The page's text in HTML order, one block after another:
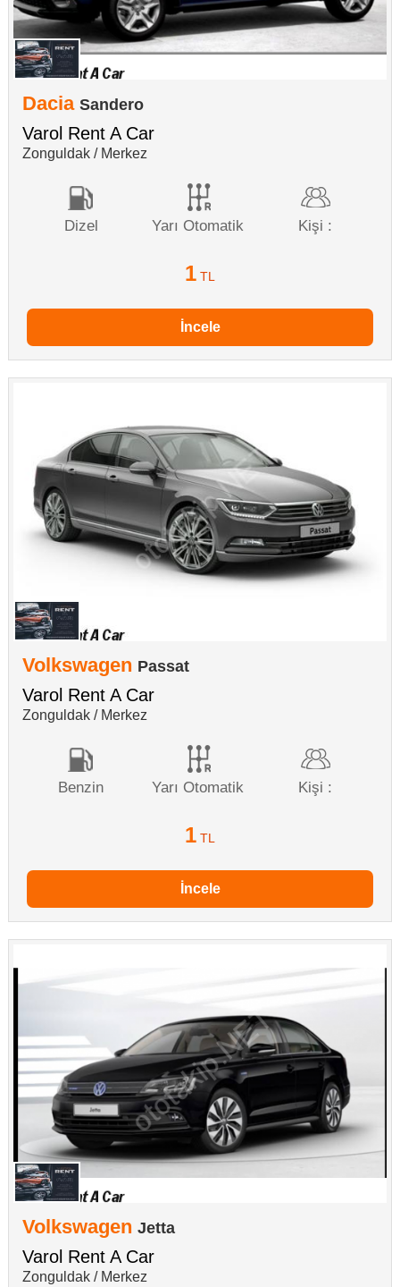
Dacia Sandero
Varol Rent A Car
Zonguldak / Merkez
Dizel Yarı Otomatik Kişi :
1 TL
İncele
Volkswagen Passat
Varol Rent A Car
Zonguldak / Merkez
Benzin Yarı Otomatik Kişi :
1 TL
İncele
Volkswagen Jetta
Varol Rent A Car
Zonguldak / Merkez